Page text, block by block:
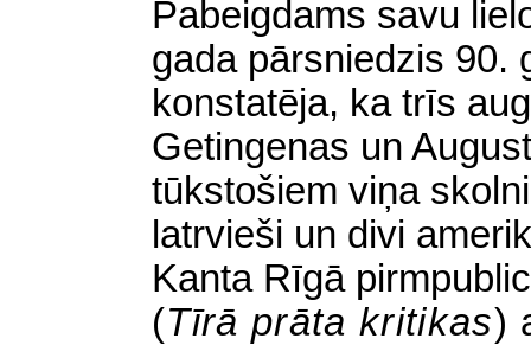
Pabeigdams savu
gada pārsniedzis 90.
konstatēja, ka trīs
Getingenas un
tūkstošiem viņa
latrvieši un divi
Kanta Rīgā
(Tīrā prāta kritikas)